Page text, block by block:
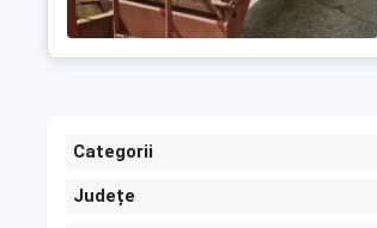
Categorii
Județe